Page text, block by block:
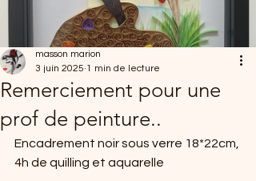
Remerciement pour une
prof de peinture..
masson marion
3 juin 2025 1 min de lecture
Encadrement noir sous verre 18*22cm,
4h de quilling et aquarelle